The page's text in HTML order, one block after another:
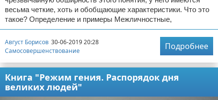
весьма четкие, хоть и обобщающие характеристики. Что это
такое? Определение и примеры Межличностные,
Август Борисов 30-06-2019 20:28
Самосовершенствование
Подробнее
Книга "Режим гения. Распорядок дня
великих людей"